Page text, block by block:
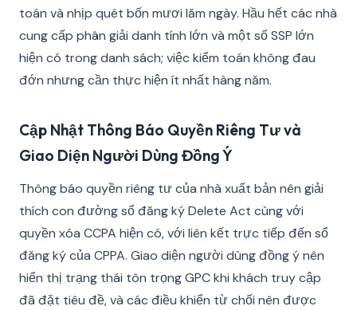
toán và nhịp quét bốn mươi lăm ngày. Hầu hết các nhà
cung cấp phân giải danh tính lớn và một số SSP lớn
hiện có trong danh sách; việc kiểm toán không đau
đớn nhưng cần thực hiện ít nhất hàng năm.
Cập Nhật Thông Báo Quyền Riêng Tư và
Giao Diện Người Dùng Đồng Ý
Thông báo quyền riêng tư của nhà xuất bản nên giải
thích con đường sổ đăng ký Delete Act cùng với
quyền xóa CCPA hiện có, với liên kết trực tiếp đến sổ
đăng ký của CPPA. Giao diện người dùng đồng ý nên
hiển thị trạng thái tôn trọng GPC khi khách truy cập
đã đặt tiêu đề, và các điều khiển từ chối nên được